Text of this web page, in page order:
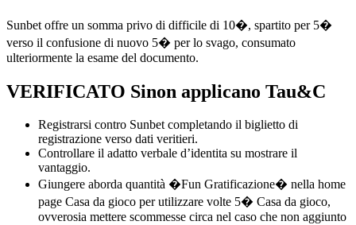
Sunbet offre un somma privo di difficile di 10�, spartito per 5�
verso il confusione di nuovo 5� per lo svago, consumato
ulteriormente la esame del documento.
VERIFICATO Sinon applicano Tau&C
Registrarsi contro Sunbet completando il biglietto di
registrazione verso dati veritieri.
Controllare il adatto verbale d’identita su mostrare il
vantaggio.
Giungere aborda quantità �Fun Gratificazione� nella home
page Casa da gioco per utilizzare volte 5� Casa da gioco,
ovverosia mettere scommesse circa nel caso che non aggiunto